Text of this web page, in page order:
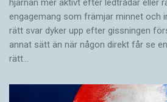
hjärnan mer aktivt ­efter ledtrådar eller
engagemang som främjar minnet och
rätt svar dyker upp efter gissningen
annat sätt än när någon direkt får se
rätt…